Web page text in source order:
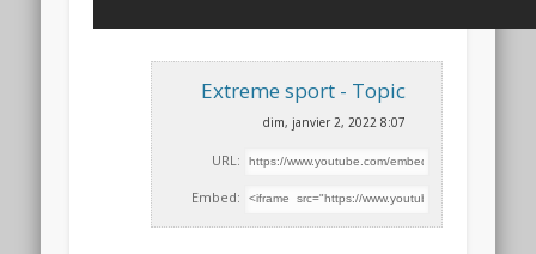
Extreme sport - Topic
dim, janvier 2, 2022 8:07
URL:
Embed: